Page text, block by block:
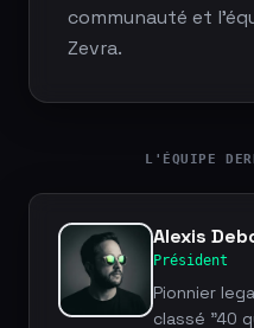
communauté et
Zevra.
L'ÉQUIPE
Alexis
Président
Pionnier
classé "40